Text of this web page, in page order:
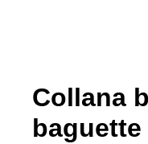
Collana
baguette